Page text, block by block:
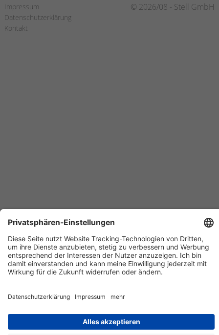
Navigation
überspringen
Impressum
Datenschutzerklärung
Kontakt
© 2026/08 - Stell GmbH